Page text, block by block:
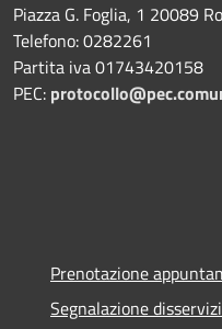
Piazza G. Foglia, 1 20089
Telefono: 0282261
Partita iva 01743420158
PEC:
Prenotazione
Segnalazione